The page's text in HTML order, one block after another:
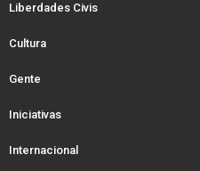
Liberdades Civis
Cultura
Gente
Iniciativas
Internacional